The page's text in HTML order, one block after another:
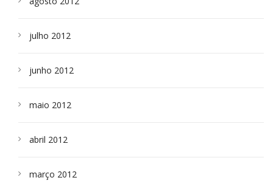
julho 2012
junho 2012
maio 2012
abril 2012
março 2012